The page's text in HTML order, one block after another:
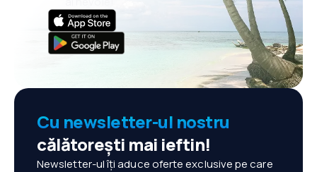
Cu newsletter-ul nostru
călătorești mai ieftin!
Newsletter-ul îți aduce oferte exclusive pe care